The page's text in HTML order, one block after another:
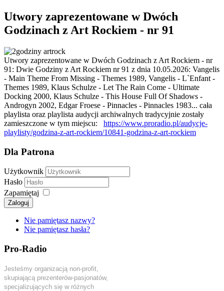
Utwory zaprezentowane w Dwóch
Godzinach z Art Rockiem - nr 91
Utwory zaprezentowane w Dwóch Godzinach z Art Rockiem - nr
91: Dwie Godziny z Art Rockiem nr 91 z dnia 10.05.2026: Vangelis
- Main Theme From Missing - Themes 1989, Vangelis - L`Enfant -
Themes 1989, Klaus Schulze - Let The Rain Come - Ultimate
Docking 2000, Klaus Schulze - This House Full Of Shadows -
Androgyn 2002, Edgar Froese - Pinnacles - Pinnacles 1983... cała
playlista oraz playlista audycji archiwalnych tradycyjnie zostały
zamieszczone w tym miejscu: https://www.proradio.pl/audycje-
playlisty/godzina-z-art-rockiem/10841-godzina-z-art-rockiem
Dla Patrona
Użytkownik
Hasło
Zapamiętaj
Zaloguj
Nie pamiętasz nazwy?
Nie pamiętasz hasła?
Pro-Radio
Jesteśmy organizacją non-profit,
skupiającą prezenterów-pasjonatów,
specjalizujących się w różnych